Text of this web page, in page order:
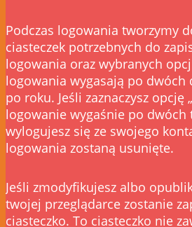
Podczas logowania tworzymy
ciasteczek potrzebnych do
logowania oraz wybranych
logowania wygasają po dwóch
po roku. Jeśli zaznaczysz opcję
logowanie wygaśnie po dwóch
wylogujesz się ze swojego
logowania zostaną usunięte.
Jeśli zmodyfikujesz albo
twojej przeglądarce zostanie
ciasteczko. To ciasteczko nie